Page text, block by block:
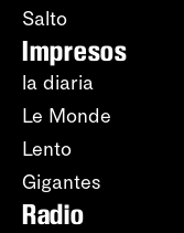
Salto
Impresos
la diaria
Le Monde
Lento
Gigantes
Radio